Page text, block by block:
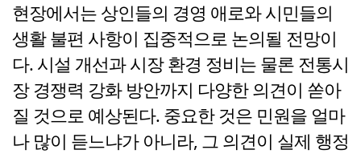
현장에서는 상인들의 경영 애로와 시민들의
생활 불편 사항이 집중적으로 논의될 전망이
다. 시설 개선과 시장 환경 정비는 물론 전통시
장 경쟁력 강화 방안까지 다양한 의견이 쏟아
질 것으로 예상된다. 중요한 것은 민원을 얼마
나 많이 듣느냐가 아니라, 그 의견이 실제 행정